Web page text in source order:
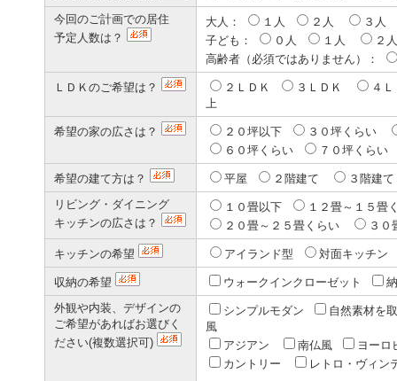
今回のご計画での居住
予定人数は？
大人： １人 ２人
３人
子ども：
０人 １人
２
高齢者（必須ではありません）：
ＬＤＫのご希望は？ ２ＬＤＫ ３ＬＤＫ
４
上
希望の家の広さは？ ２０坪以下
３０坪くらい
６０坪くらい
７０坪くら
希望の建て方は？ 平屋 ２階建て
３階建
リビング・ダイニング
キッチンの広さは？
１０畳以下
１２畳～１５
２０畳～２５畳くらい
３
キッチンの希望 アイランド型 対面キッチ
収納の希望 ウォークインクローゼット
外観や内装、デザインの
ご希望があればお選びく
ださい(複数選択可)
シンプルモダン
自然素材を
風
アジアン
南仏風
ヨー
カントリー
レトロ・ヴィ